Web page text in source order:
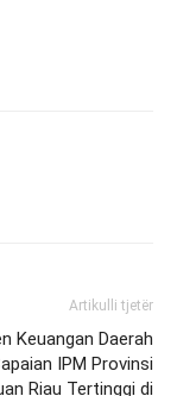
Artikulli tjetër
Keuangan Daerah
IPM Provinsi
Riau Tertinggi di